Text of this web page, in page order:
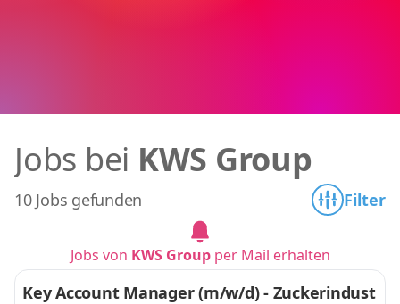
Jobs bei KWS Group
10 Jobs gefunden Filter
Jobs von KWS Groupper Mail erhalten
Key Account Manager (m/w/d) - Zuckerindust